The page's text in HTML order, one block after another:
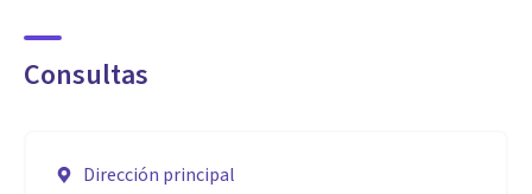
Consultas
Dirección principal